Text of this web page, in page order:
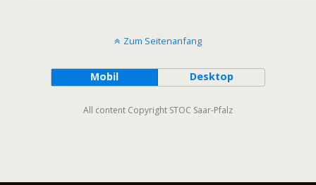
Zum Seitenanfang
Mobil Desktop
All content Copyright STOC Saar-Pfalz